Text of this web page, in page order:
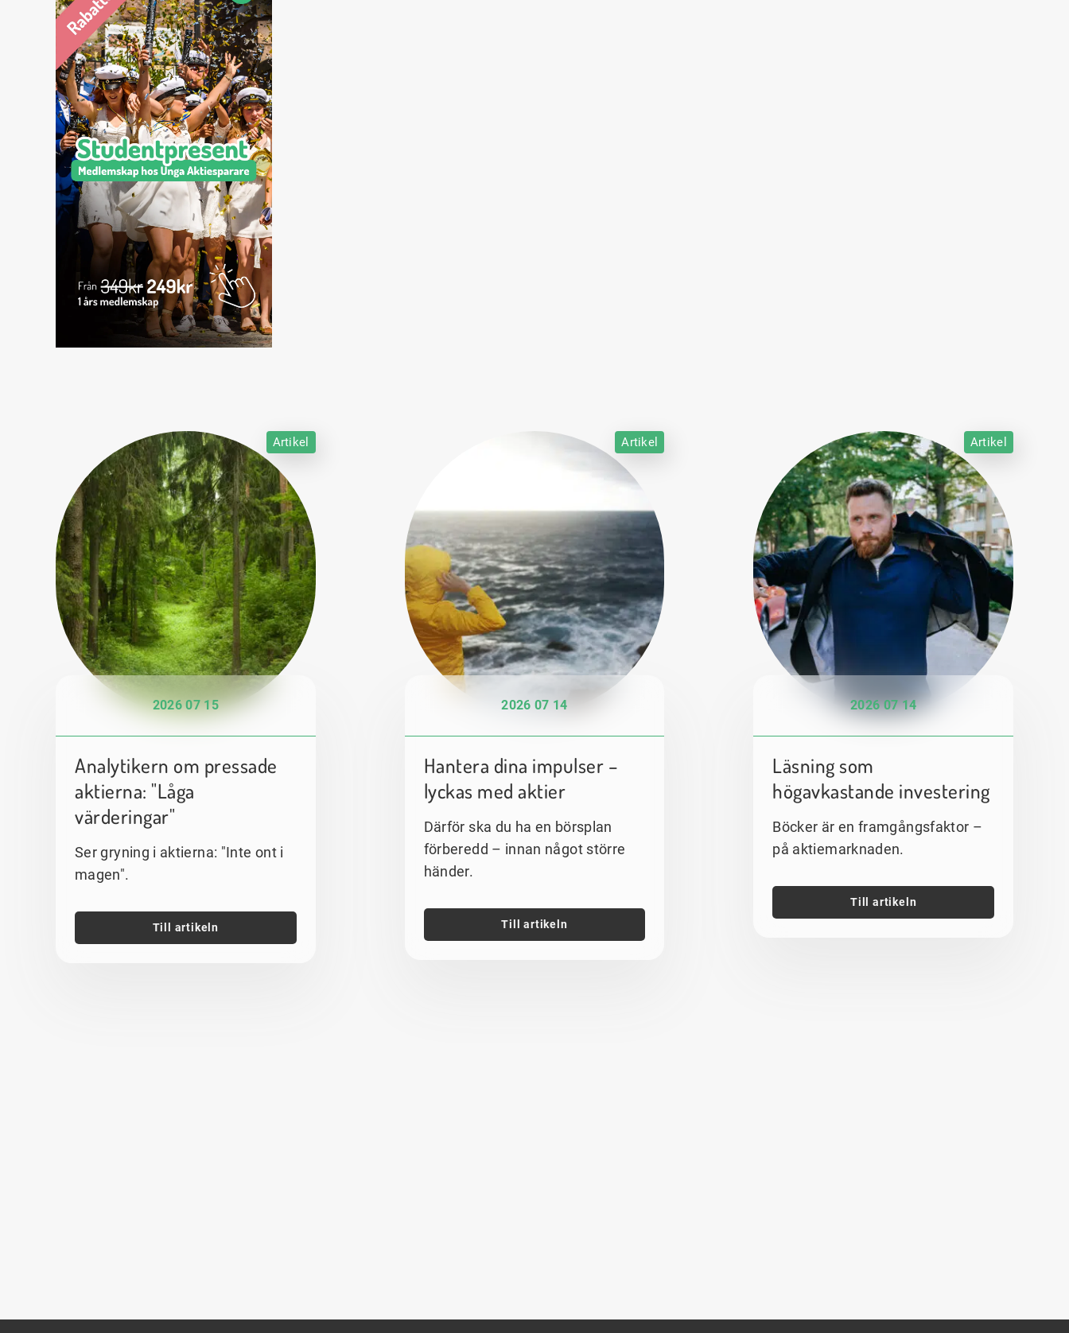
Artikel
2026 07 15
Analytikern om pressade
aktierna: "Låga
värderingar"
Ser gryning i aktierna: "Inte ont i
magen".
Till artikeln
Artikel
2026 07 14
Hantera dina impulser –
lyckas med aktier
Därför ska du ha en börsplan
förberedd – innan något större
händer.
Till artikeln
Artikel
2026 07 14
Läsning som
högavkastande investering
Böcker är en framgångsfaktor –
på aktiemarknaden.
Till artikeln